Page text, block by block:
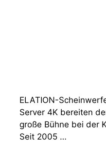
ELATION-
Server 4K bereiten
große Bühne bei der
Seit 2005 …